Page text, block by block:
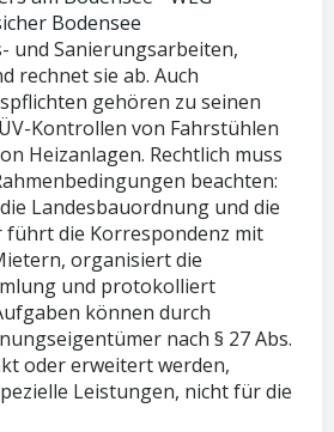
und Sanierungsarbeiten,
rechnet sie ab. Auch
gehören zu seinen
Kontrollen von Fahrstühlen
Heizanlagen. Rechtlich muss
beachten:
die Landesbauordnung und die
führt die Korrespondenz mit
organisiert die
und protokolliert
können durch
nach § 27 Abs.
oder erweitert werden,
Leistungen, nicht für die